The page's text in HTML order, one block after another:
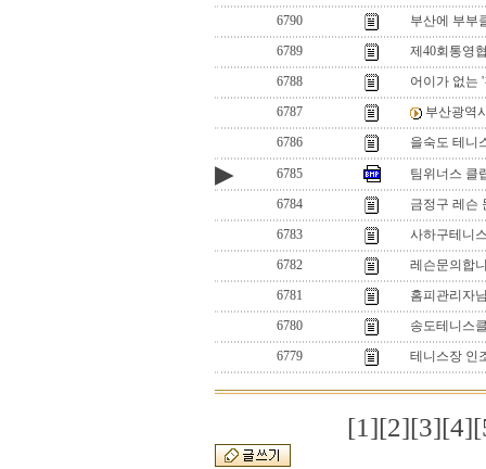
6790
부산에 부부
6789
제40회통영
6788
어이가 없는
6787
부산광역
6786
을숙도 테니
▶ 6785
팀위너스 클
6784
금정구 레슨
6783
사하구테니
6782
레슨문의합
6781
홈피관리자
6780
송도테니스
6779
테니스장 인
[1][2][3][4]